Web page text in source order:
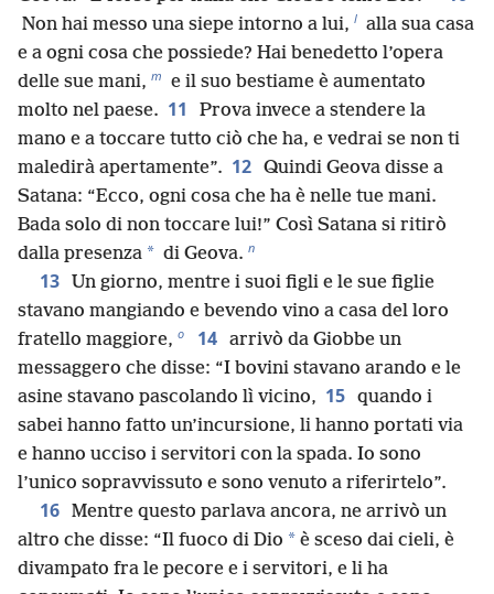
Non hai messo una siepe intorno a lui, l alla sua casa
e a ogni cosa che possiede? Hai benedetto l’opera
delle sue mani, m e il suo bestiame è aumentato
molto nel paese. 11
Prova invece a stendere la
mano e a toccare tutto ciò che ha, e vedrai se non ti
maledirà apertamente”. 12 Quindi Geova disse a
Satana: “Ecco, ogni cosa che ha è nelle tue mani.
Bada solo di non toccare lui!” Così Satana si ritirò
dalla presenza * di Geova. n
13 Un giorno, mentre i suoi figli e le sue figlie
stavano mangiando e bevendo vino a casa del loro
fratello maggiore, o 14 arrivò da Giobbe un
messaggero che disse: “I bovini stavano arando e le
asine stavano pascolando lì vicino, 15 quando i
sabei hanno fatto un’incursione, li hanno portati via
e hanno ucciso i servitori con la spada. Io sono
l’unico sopravvissuto e sono venuto a riferirtelo”.
16 Mentre questo parlava ancora, ne arrivò un
altro che disse: “Il fuoco di Dio * è sceso dai cieli, è
divampato fra le pecore e i servitori, e li ha